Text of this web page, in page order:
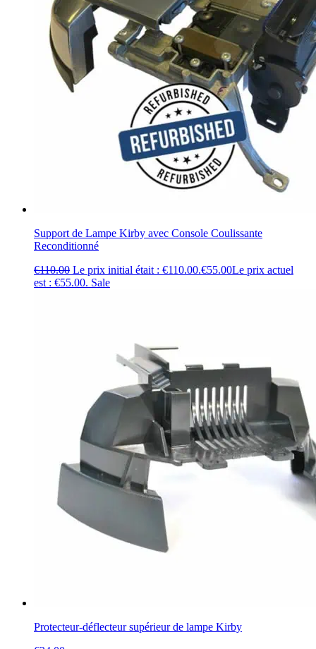
Support de Lampe Kirby avec Console Coulissante
Reconditionné
€110.00 Le prix initial était : €110.00.€55.00Le prix actuel
est : €55.00. Sale
Protecteur-déflecteur supérieur de lampe Kirby